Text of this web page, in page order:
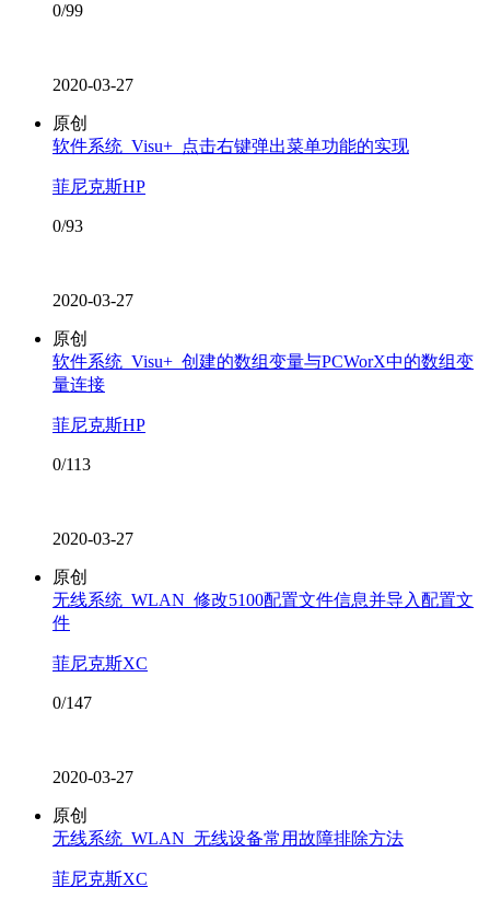
0/99
2020-03-27
原创
软件系统_Visu+_点击右键弹出菜单功能的实现
菲尼克斯HP
0/93
2020-03-27
原创
软件系统_Visu+_创建的数组变量与PCWorX中的数组变
量连接
菲尼克斯HP
0/113
2020-03-27
原创
无线系统_WLAN_修改5100配置文件信息并导入配置文
件
菲尼克斯XC
0/147
2020-03-27
原创
无线系统_WLAN_无线设备常用故障排除方法
菲尼克斯XC